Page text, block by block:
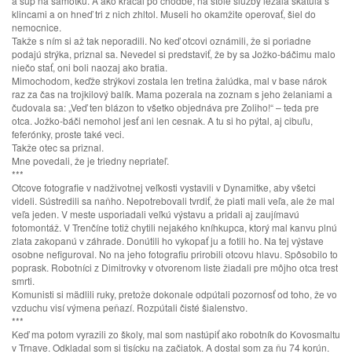
klincami a on hneď tri z nich zhltol. Museli ho okamžite operovať, šiel do
nemocnice.
Takže s ním si až tak neporadili. No keď otcovi oznámili, že si poriadne
podajú strýka, priznal sa. Nevedel si predstaviť, že by sa Jožko-báčimu malo
niečo stať, oni boli naozaj ako bratia.
Mimochodom, keďže strýkovi zostala len tretina žalúdka, mal v base nárok
raz za čas na trojkilový balík. Mama pozerala na zoznam s jeho želaniami a
čudovala sa: „Veď ten blázon to všetko objednáva pre Zoliho!“ – teda pre
otca. Jožko-báči nemohol jesť ani len cesnak. A tu si ho pýtal, aj cibuľu,
feferónky, proste také veci.
Takže otec sa priznal.
Mne povedali, že je triedny nepriateľ.
***
Otcove fotografie v nadživotnej veľkosti vystavili v Dynamitke, aby všetci
videli. Sústredili sa naňho. Nepotrebovali tvrdiť, že piati mali veľa, ale že mal
veľa jeden. V meste usporiadali veľkú výstavu a pridali aj zaujímavú
fotomontáž. V Trenčíne totiž chytili nejakého kníhkupca, ktorý mal kanvu plnú
zlata zakopanú v záhrade. Donútili ho vykopať ju a fotili ho. Na tej výstave
osobne nefiguroval. No na jeho fotografiu prirobili otcovu hlavu. Spôsobilo to
poprask. Robotníci z Dimitrovky v otvorenom liste žiadali pre môjho otca trest
smrti.
Komunisti si mädlili ruky, pretože dokonale odpútali pozornosť od toho, že vo
vzduchu visí výmena peňazí. Rozpútali čisté šialenstvo.
***
Keď ma potom vyrazili zo školy, mal som nastúpiť ako robotník do Kovosmaltu
v Trnave. Odkladal som si tisícku na začiatok. A dostal som za ňu 74 korún.